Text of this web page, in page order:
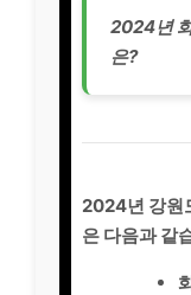
2024년
은?
2024년 강원
은 다음과 같